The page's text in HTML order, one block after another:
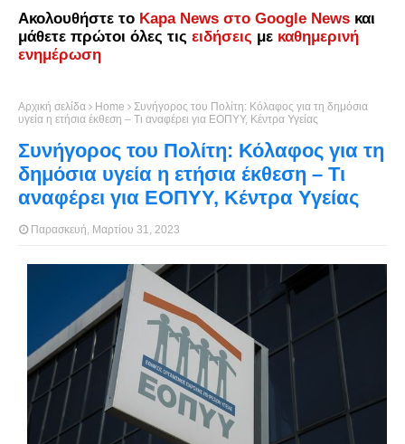
Ακολουθήστε το Kapa News στο Google News και
μάθετε πρώτοι όλες τις ειδήσεις με καθημερινή
ενημέρωση
Αρχική σελίδα Home
Συνήγορος του Πολίτη: Κόλαφος για τη δημόσια
υγεία η ετήσια έκθεση – Τι αναφέρει για ΕΟΠΥΥ, Κέντρα Υγείας
Συνήγορος του Πολίτη: Κόλαφος για τη
δημόσια υγεία η ετήσια έκθεση – Τι
αναφέρει για ΕΟΠΥΥ, Κέντρα Υγείας
Παρασκευή, Μαρτίου 31, 2023